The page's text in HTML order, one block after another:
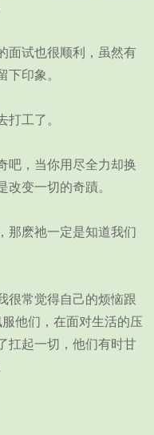
试也很顺利，虽然有
下印象。
工了。
，当你用尽全力却换
变一切的奇蹟。
麽祂一定是知道我们
常觉得自己的烦恼跟
他们，在面对生活的压
扛起一切，他们有时甘